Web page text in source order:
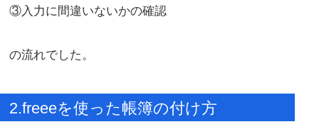
③入力に間違いないかの確認
の流れでした。
2.freeeを使った帳簿の付け方